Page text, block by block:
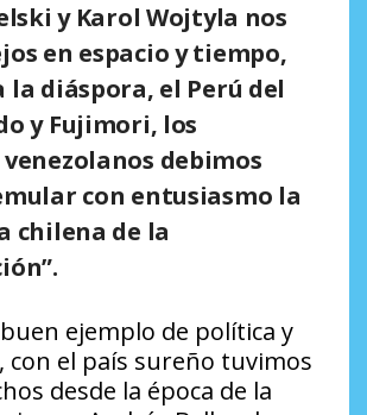
y Karol Wojtyla nos
en espacio y tiempo,
la diáspora, el Perú del
y Fujimori, los
debimos
con entusiasmo la
chilena de la
ejemplo de política y
con el país sureño tuvimos
desde la época de la